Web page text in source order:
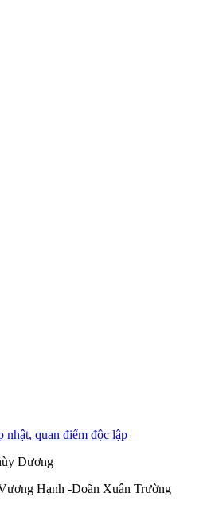
quan điểm độc lập
Dương
Hạnh -Doãn Xuân Trường